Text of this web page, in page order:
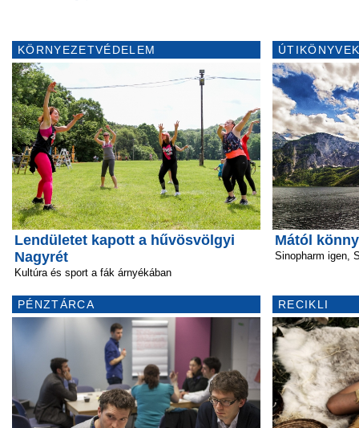
KÖRNYEZETVÉDELEM
Lendületet kapott a hűvösvölgyi
Nagyrét
Kultúra és sport a fák árnyékában
PÉNZTÁRCA
Mától
Sinopharm igen,
RECIKLI